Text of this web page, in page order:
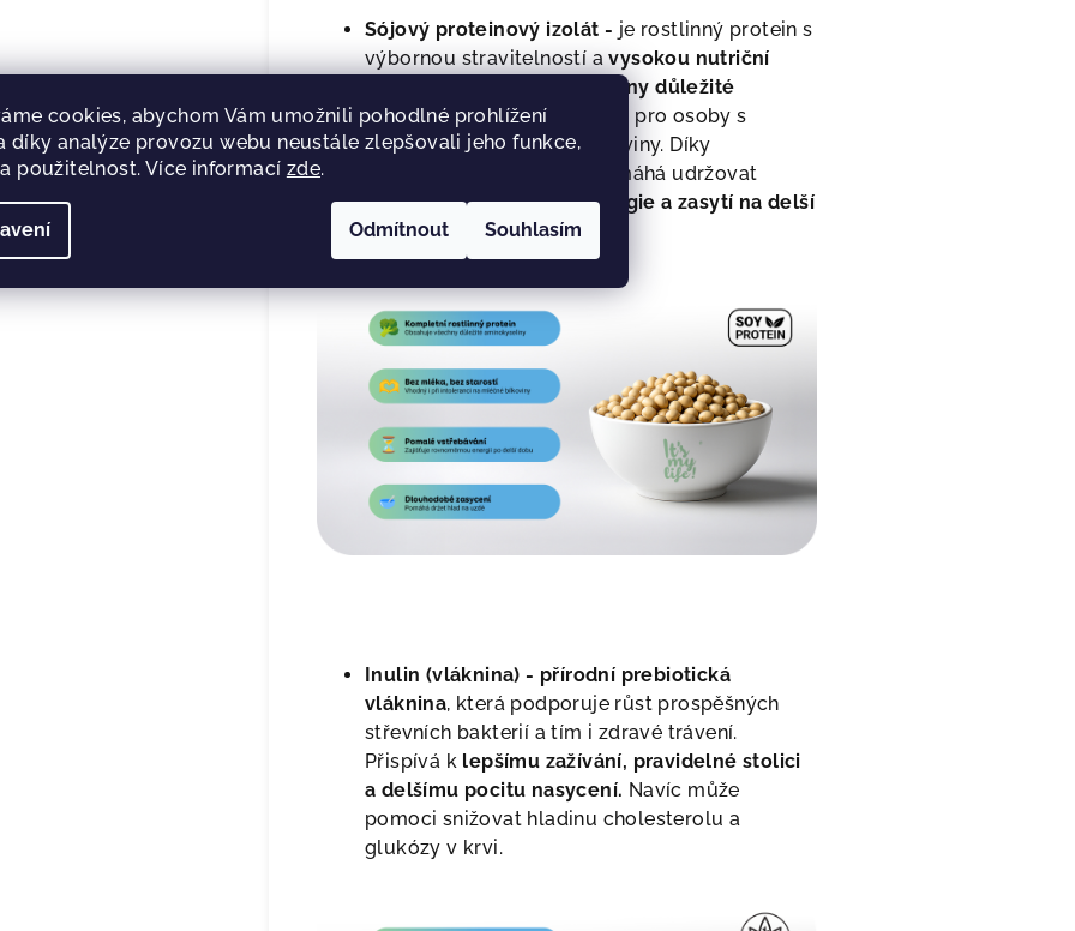
cookies, abychom Vám umožnili pohodlné prohlížení
díky analýze provozu webu neustále zlepšovali jeho funkce,
použitelnost. Více informací zde.
Odmítnout Souhlasím
Sójový proteinový izolát - je rostlinný protein s
výbornou stravitelností avysokou nutriční
všechny důležité
aminokyselinya je vhodný i pro osoby s
intolerancí na mléčné bílkoviny. Díky
pomalému vstřebávání pomáhá udržovat
rovnoměrnou hladinu energie a zasytí na delší
dobu.
Inulin (vláknina) - přírodní prebiotická
vláknina, která podporuje růst prospěšných
střevních bakterií a tím i zdravé trávení.
Přispívá k lepšímu zažívání, pravidelné stolici
a delšímu pocitu nasycení. Navíc může
pomoci snižovat hladinu cholesterolu a
glukózy v krvi.